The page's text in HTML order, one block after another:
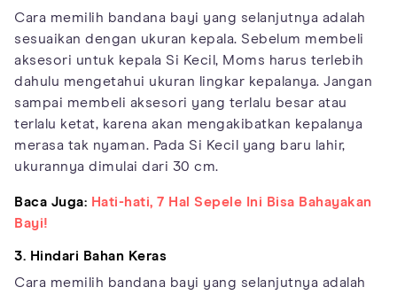
Cara memilih bandana bayi yang selanjutnya adalah
sesuaikan dengan ukuran kepala. Sebelum membeli
aksesori untuk kepala Si Kecil, Moms harus terlebih
dahulu mengetahui ukuran lingkar kepalanya. Jangan
sampai membeli aksesori yang terlalu besar atau
terlalu ketat, karena akan mengakibatkan kepalanya
merasa tak nyaman. Pada Si Kecil yang baru lahir,
ukurannya dimulai dari 30 cm.
Baca Juga: Hati-hati, 7 Hal Sepele Ini Bisa Bahayakan
Bayi!
3. Hindari Bahan Keras
Cara memilih bandana bayi yang selanjutnya adalah